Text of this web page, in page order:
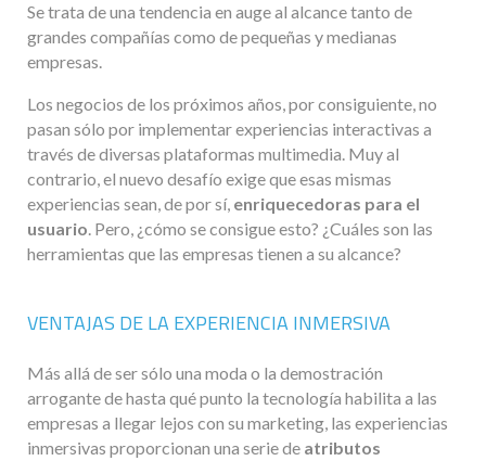
Se trata de una tendencia en auge al alcance tanto de
grandes compañías como de pequeñas y medianas
empresas.
Los negocios de los próximos años, por consiguiente, no
pasan sólo por implementar experiencias interactivas a
través de diversas plataformas multimedia. Muy al
contrario, el nuevo desafío exige que esas mismas
experiencias sean, de por sí, enriquecedoras para el
usuario. Pero, ¿cómo se consigue esto? ¿Cuáles son las
herramientas que las empresas tienen a su alcance?
VENTAJAS DE LA EXPERIENCIA INMERSIVA
Más allá de ser sólo una moda o la demostración
arrogante de hasta qué punto la tecnología habilita a las
empresas a llegar lejos con su marketing, las experiencias
inmersivas proporcionan una serie de atributos